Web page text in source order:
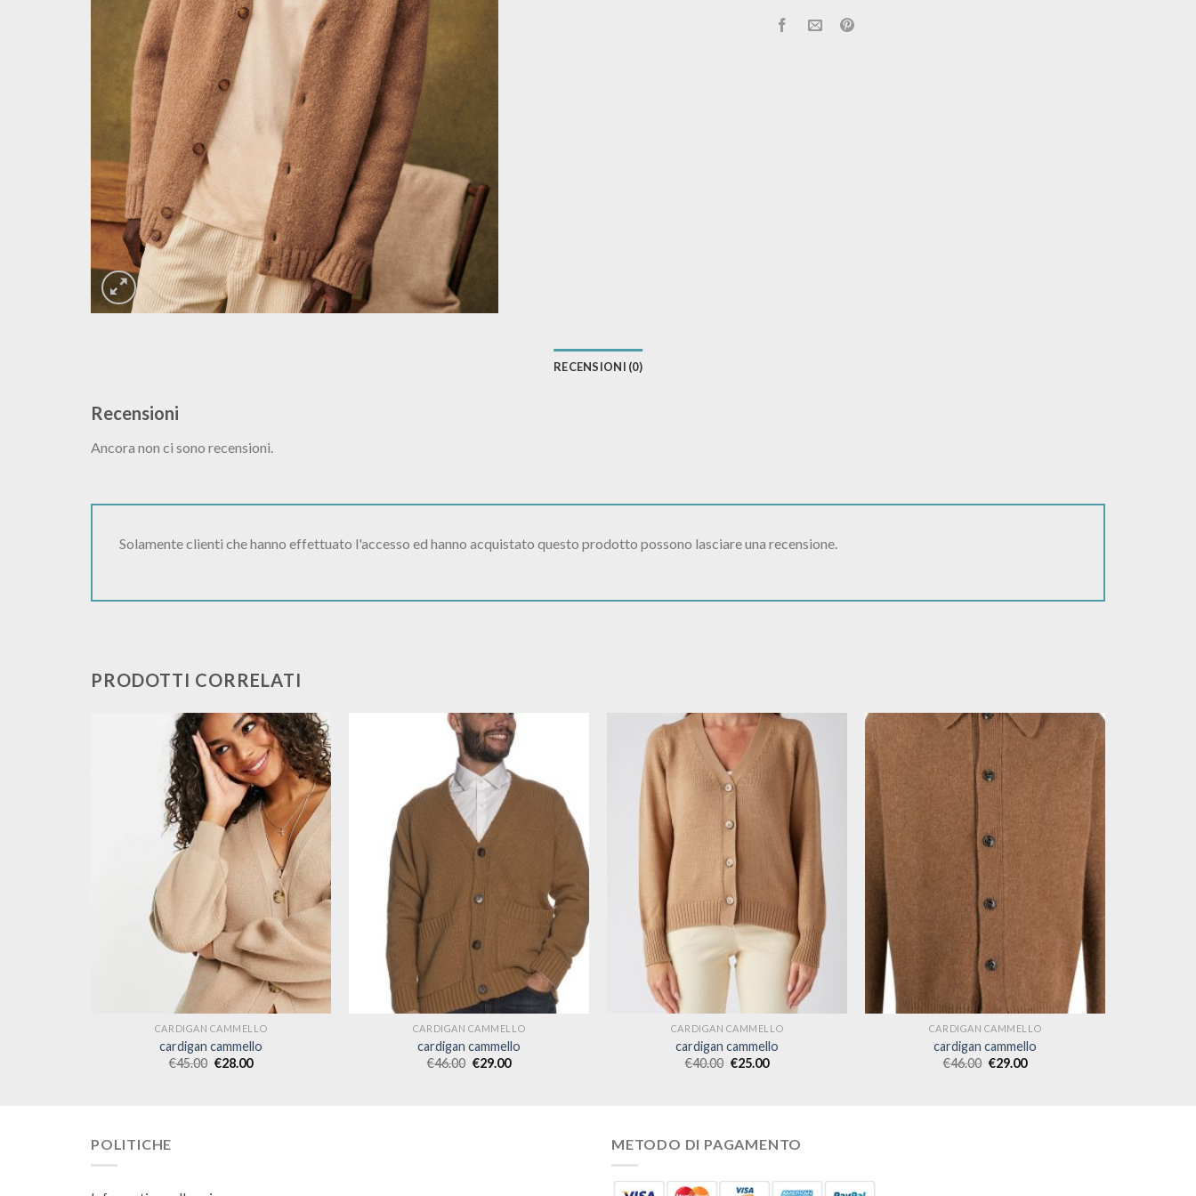
RECENSIONI (0)
Recensioni
Ancora non ci sono recensioni.
Solamente clienti che hanno effettuato l'accesso ed hanno acquistato questo prodotto possono lasciare una recensione.
PRODOTTI CORRELATI
CARDIGAN CAMMELLO
cardigan cammello
€45.00 €28.00
CARDIGAN CAMMELLO
cardigan cammello
€46.00 €29.00
CARDIGAN CAMMELLO
cardigan cammello
€40.00 €25.00
CARDIGAN CAMMELLO
cardigan cammello
€46.00 €29.00
POLITICHE METODO DI PAGAMENTO